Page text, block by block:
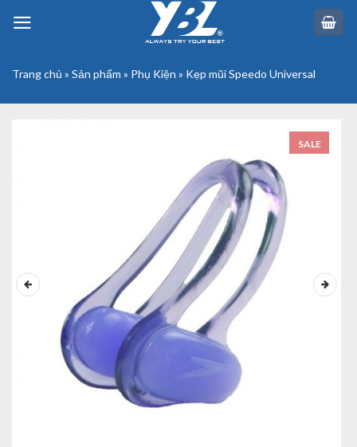
Trang chủ » Sản phẩm » Phụ Kiện » Kẹp mũi Speedo Universal
SALE